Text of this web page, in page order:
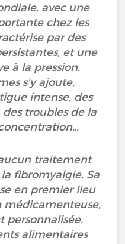
avec une
chez les
par des
et une
à la pression.
s’y ajoute,
intense, des
troubles de la
traitement
fibromyalgie. Sa
en premier lieu
médicamenteuse,
personnalisée.
alimentaires